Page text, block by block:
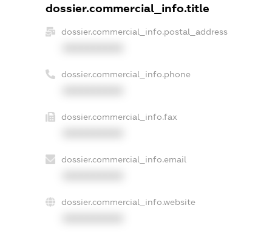
dossier.commercial_info.title
dossier.commercial_info.postal_address
dossier.commercial_info.phone
dossier.commercial_info.fax
dossier.commercial_info.email
dossier.commercial_info.website